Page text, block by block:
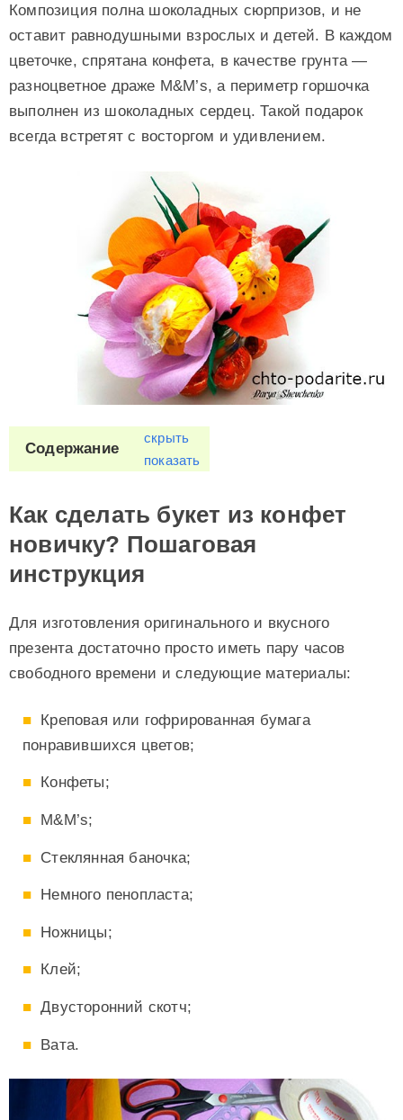
Композиция полна шоколадных сюрпризов, и не
оставит равнодушными взрослых и детей. В каждом
цветочке, спрятана конфета, в качестве грунта —
разноцветное драже M&M’s, а периметр горшочка
выполнен из шоколадных сердец. Такой подарок
всегда встретят с восторгом и удивлением.
Содержание
скрыть
показать
Как сделать букет из конфет
новичку? Пошаговая
инструкция
Для изготовления оригинального и вкусного
презента достаточно просто иметь пару часов
свободного времени и следующие материалы:
Креповая или гофрированная бумага
понравившихся цветов;
Конфеты;
M&M’s;
Стеклянная баночка;
Немного пенопласта;
Ножницы;
Клей;
Двусторонний скотч;
Вата.